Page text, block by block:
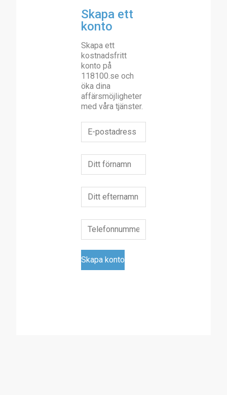
Skapa ett
konto
Skapa ett
kostnadsfritt
konto på
118100.se och
öka dina
affärsmöjligheter
med våra tjänster.